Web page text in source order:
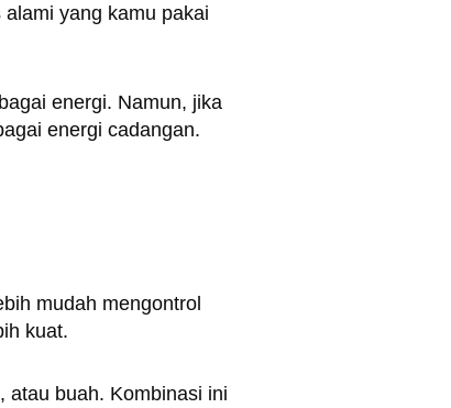
yang kamu pakai
energi. Namun, jika
energi cadangan.
mudah mengontrol
kuat.
atau buah. Kombinasi ini